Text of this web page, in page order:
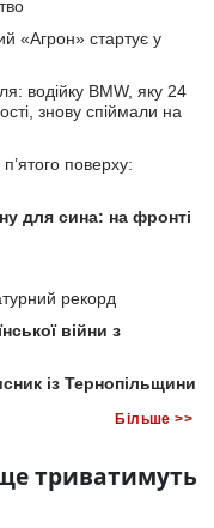
«Агрон» стартує у
водійку BMW, яку 24
знову спіймали на
поверху:
для сина: на фронті
рекорд
війни з
із Тернопільщини
Більше >>
триватимуть